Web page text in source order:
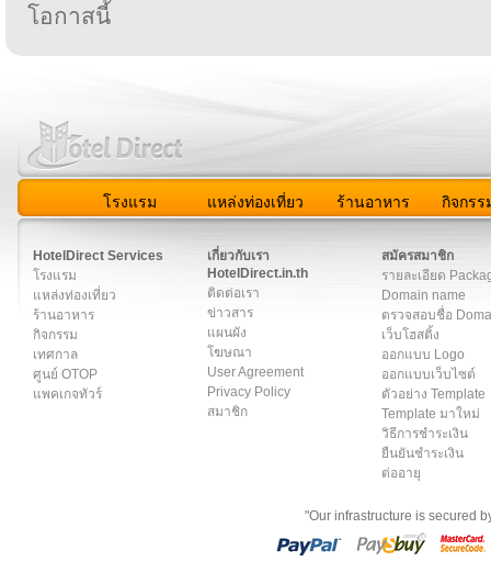
โอกาสนี้
โรงแรม แหล่งท่องเที่ยว ร้านอาหาร กิจกรร
HotelDirect Services
โรงแรม
แหล่งท่องเที่ยว
ร้านอาหาร
กิจกรรม
เทศกาล
ศูนย์ OTOP
แพคเกจทัวร์
เกี่ยวกับเรา
HotelDirect.in.th
ติดต่อเรา
ข่าวสาร
แผนผัง
โฆษณา
User Agreement
Privacy Policy
สมาชิก
สมัครสมาชิก
รายละเอียด
Domain name
ตรวจสอบชื่อ
เว็บโฮสติ้ง
ออกแบบ Logo
ออกแบบเว็บไซต์
ตัวอย่าง Template
Template มาใหม่
วิธีการชำระเงิน
ยืนยันชำระเงิน
ต่ออายุ
"Our infrastructure is secured